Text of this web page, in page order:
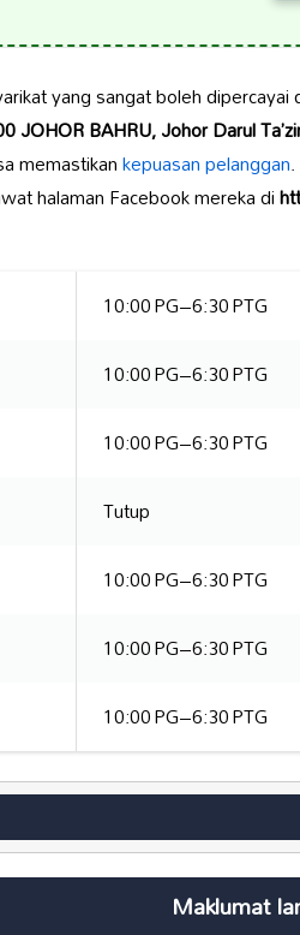
yang sangat boleh
JOHOR BAHRU, Johor Darul
memastikankepuasan pelanggan
halaman Facebook mereka di
10:00 PG–6:30 PTG
10:00 PG–6:30 PTG
10:00 PG–6:30 PTG
Tutup
10:00 PG–6:30 PTG
10:00 PG–6:30 PTG
10:00 PG–6:30 PTG
Maklumat